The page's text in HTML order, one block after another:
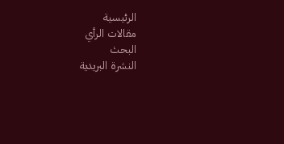
الرئيسية
مقالات الرأي
البحث
النشرة البريدية